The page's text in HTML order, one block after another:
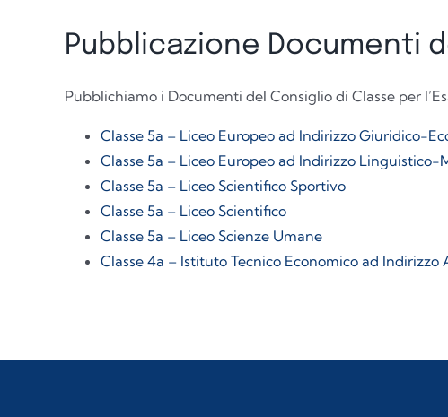
Pubblicazione Documenti
Pubblichiamo i Documenti del Consiglio di Classe per
Classe 5a – Liceo Europeo ad Indirizzo Giuridico-
Classe 5a – Liceo Europeo ad Indirizzo Linguistico-
Classe 5a – Liceo Scientifico Sportivo
Classe 5a – Liceo Scientifico
Classe 5a – Liceo Scienze Umane
Classe 4a – Istituto Tecnico Economico ad